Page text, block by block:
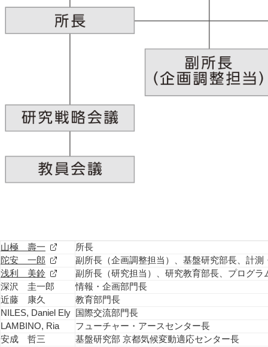
索
山極 壽一
所長
陀安 一郎
副所長（企画調整担当）、基盤研究部長、計測
浅利 美鈴
副所長（研究担当）、研究教育部長、プログ
深沢 圭一郎
情報・企画部門長
近藤 康久
教育部門長
NILES, Daniel Ely
国際交流部門長
LAMBINO, Ria
フューチャー・アースセンター長
安成 哲三
基盤研究部 京都気候変動適応センター長